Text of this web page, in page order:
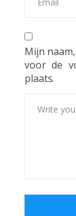
Mijn
voor de
plaats.